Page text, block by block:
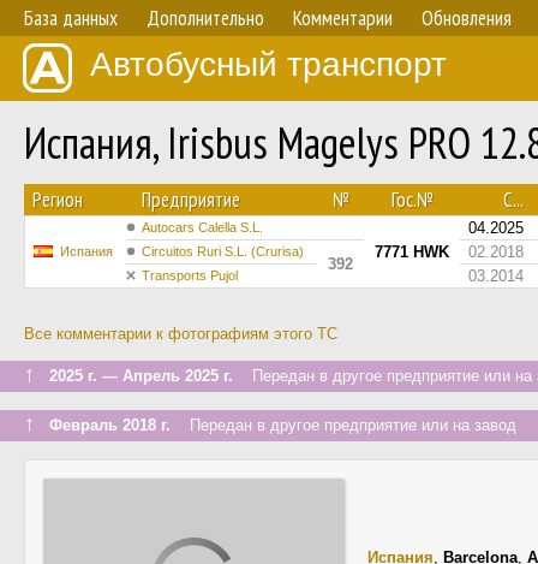
База данных Дополнительно Комментарии Обновления
Автобусный транспорт
Испания, Irisbus Magelys PRO
Регион Предприятие № Гос.№ С...
Испания
Autocars Calella S.L.
7771 HWK
04.2025
Circuitos Ruri S.L. (Crurisa)
392
02.2018
Transports Pujol 03.2014
Все комментарии к фотографиям этого ТС
↑ 2025 г. — Апрель 2025 г. Передан в другое предприятие или на
↑ Февраль 2018 г. Передан в другое предприятие или на завод
Испания, Barcelona,